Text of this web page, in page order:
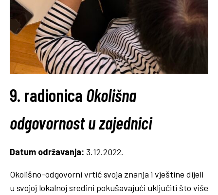
9. radionica Okolišna
odgovornost u zajednici
Datum održavanja: 3.12.2022.
Okolišno-odgovorni vrtić svoja znanja i vještine dijeli
u svojoj lokalnoj sredini pokušavajući uključiti što više